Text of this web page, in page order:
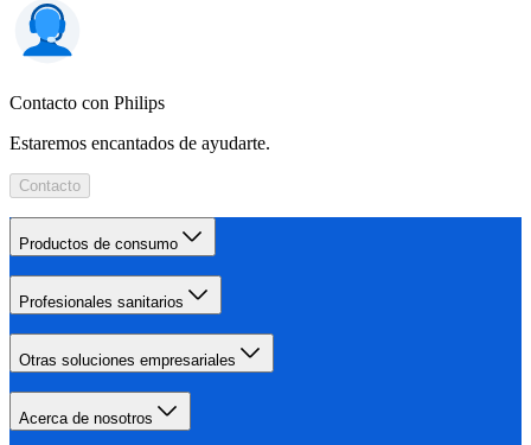
Contacto con Philips
Estaremos encantados de ayudarte.
Contacto
Productos de consumo
Profesionales sanitarios
Otras soluciones empresariales
Acerca de nosotros